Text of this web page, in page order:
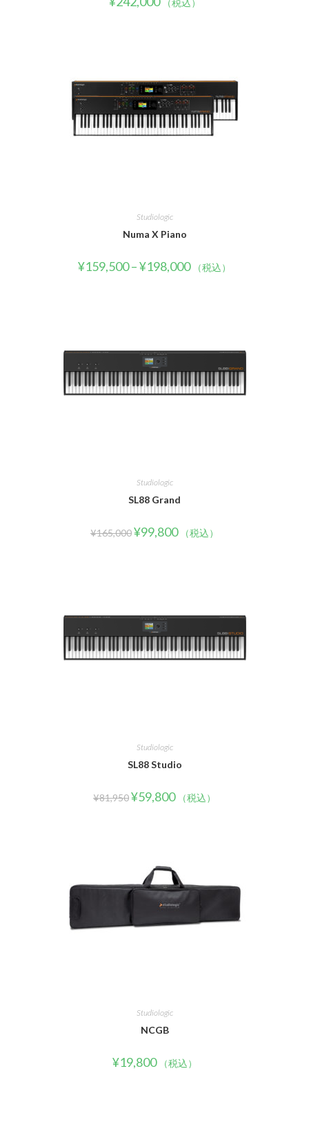
Studiologic
Numa X Piano
¥159,500–¥198,000 （税込）
Studiologic
SL88 Grand
¥165,000¥99,800 （税込）
Studiologic
SL88 Studio
¥81,950¥59,800 （税込）
Studiologic
NCGB
¥19,800 （税込）